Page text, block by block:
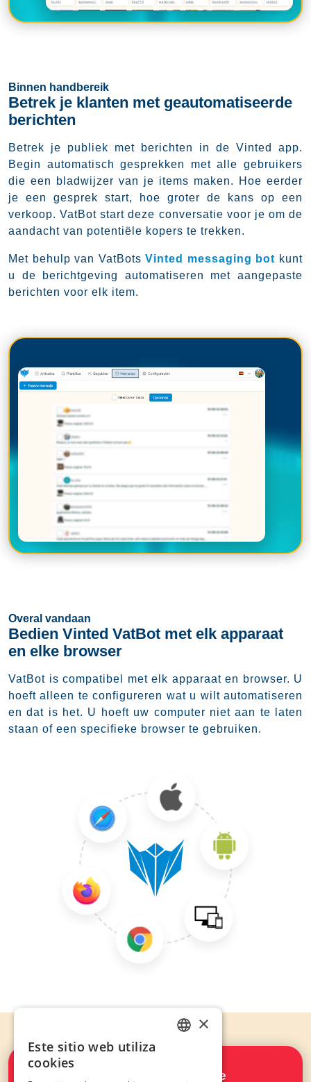
Binnen handbereik
Betrek je klanten met geautomatiseerde
berichten
Betrek je publiek met berichten in de Vinted app.
Begin automatisch gesprekken met alle gebruikers
die een bladwijzer van je items maken. Hoe eerder
je een gesprek start, hoe groter de kans op een
verkoop. VatBot start deze conversatie voor je om de
aandacht van potentiële kopers te trekken.
Met behulp van VatBotsVinted messaging bot kunt
u de berichtgeving automatiseren met aangepaste
berichten voor elk item.
Overal vandaan
Bedien Vinted VatBot met elk apparaat
en elke browser
VatBot is compatibel met elk apparaat en browser. U
hoeft alleen te configureren wat u wilt automatiseren
en dat is het. U hoeft uw computer niet aan te laten
staan of een specifieke browser te gebruiken.
Meld je nu aan en versnel je
×
Este sitio web utiliza
cookies